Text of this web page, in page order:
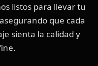
listos para llevar tu
que cada
sienta la calidad y